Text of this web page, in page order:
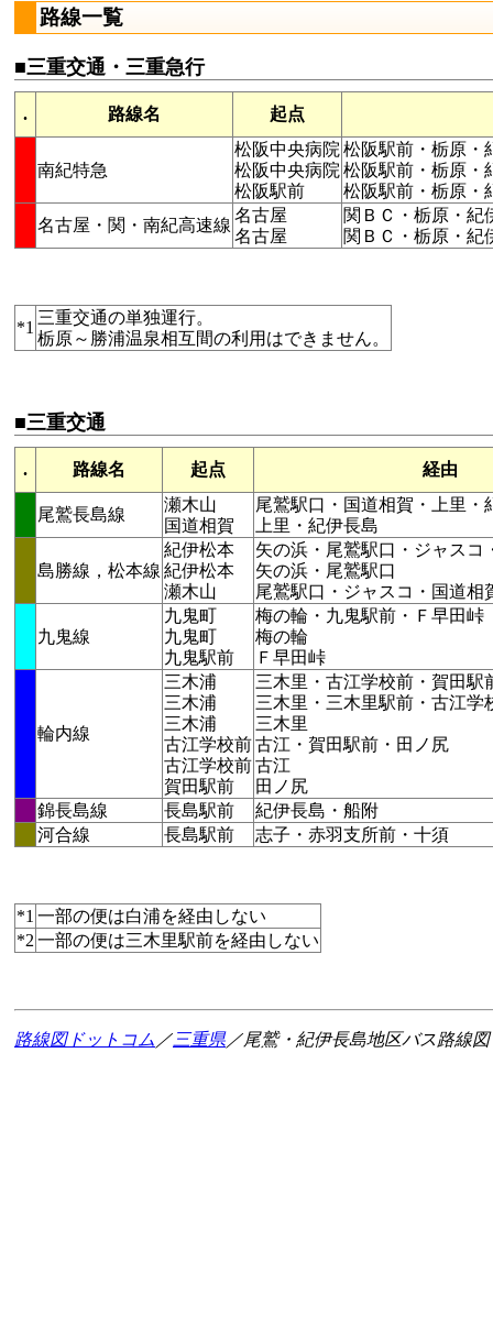
路線一覧
■三重交通・三重急行
. 路線名 起点
南紀特急
松阪中央病院
松阪中央病院
松阪駅前
松阪駅前・栃原・
松阪駅前・栃原・
松阪駅前・栃原・
名古屋・関・南紀高速線
名古屋
名古屋
関ＢＣ・栃原・紀
関ＢＣ・栃原・紀
*1
三重交通の単独運行。
栃原～勝浦温泉相互間の利用はできません。
■三重交通
. 路線名 起点 経由
尾鷲長島線
瀬木山
国道相賀
尾鷲駅口・国道相賀・上里・
上里・紀伊長島
島勝線，松本線
紀伊松本
紀伊松本
瀬木山
矢の浜・尾鷲駅口・ジャスコ
矢の浜・尾鷲駅口
尾鷲駅口・ジャスコ・国道相
九鬼線
九鬼町
九鬼町
九鬼駅前
梅の輪・九鬼駅前・Ｆ早田峠
梅の輪
Ｆ早田峠
輪内線
三木浦
三木浦
三木浦
古江学校前
古江学校前
賀田駅前
三木里・古江学校前・賀田駅
三木里・三木里駅前・古江学
三木里
古江・賀田駅前・田ノ尻
古江
田ノ尻
錦長島線
長島駅前
紀伊長島・船附
河合線
長島駅前 志子・赤羽支所前・十須
*1 一部の便は白浦を経由しない
*2 一部の便は三木里駅前を経由しない
路線図ドットコム ／ 三重県／尾鷲・紀伊長島地区バス路線図